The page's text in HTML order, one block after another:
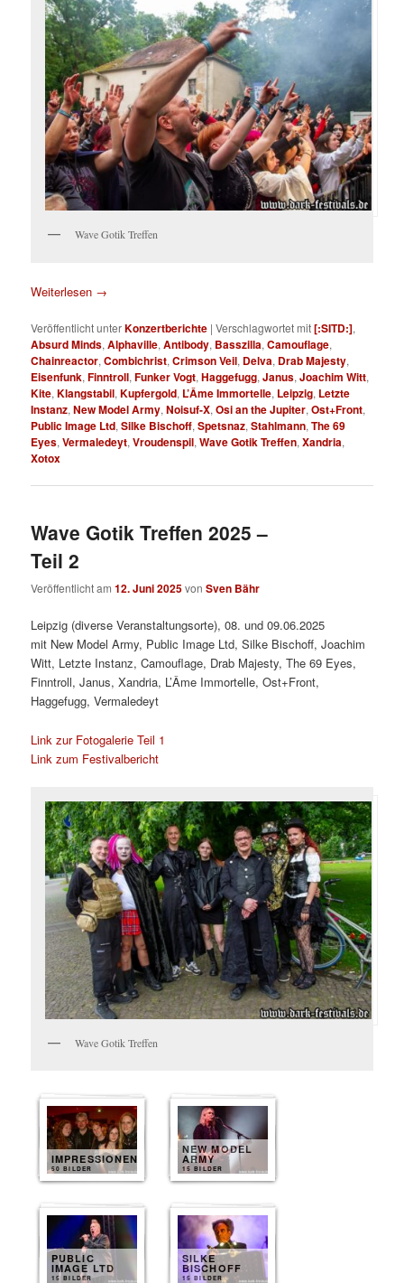
Wave Gotik Treffen
Weiterlesen →
Veröffentlicht unterKonzertberichte |Verschlagwortet mit[:SITD:],
Absurd Minds,Alphaville,Antibody, Basszilla,Camouflage,
Chainreactor,Combichrist,Crimson Veil, Delva, Drab Majesty,
Eisenfunk,Finntroll,Funker Vogt,Haggefugg,Janus,Joachim Witt,
Kite,Klangstabil,Kupfergold, L’Âme Immortelle, Leipzig, Letzte
Instanz,New Model Army,Noisuf-X,Osi an the Jupiter,Ost+Front,
Public Image Ltd,Silke Bischoff,Spetsnaz,Stahlmann,The 69
Eyes,Vermaledeyt,Vroudenspil,Wave Gotik Treffen,Xandria,
Xotox
Wave Gotik Treffen 2025 –
Teil 2
Veröffentlicht am12. Juni 2025vonSven Bähr
Leipzig (diverse Veranstaltungsorte), 08. und 09.06.2025
mit New Model Army, Public Image Ltd, Silke Bischoff, Joachim
Witt, Letzte Instanz, Camouflage, Drab Majesty, The 69 Eyes,
Finntroll, Janus, Xandria, L’Âme Immortelle, Ost+Front,
Haggefugg, Vermaledeyt
Link zur Fotogalerie Teil 1
Link zum Festivalbericht
Wave Gotik Treffen
IMPRESSIONEN
50 BILDER
NEW MODEL
ARMY
15 BILDER
PUBLIC
IMAGE LTD
15 BILDER
SILKE
BISCHOFF
15 BILDER